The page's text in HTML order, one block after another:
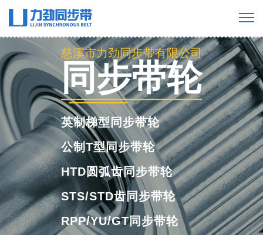
慈溪市力劲同步带有限公司
工业橡胶同步
带
橡胶单面齿同步带
橡胶双面齿同步带
橡胶多楔带